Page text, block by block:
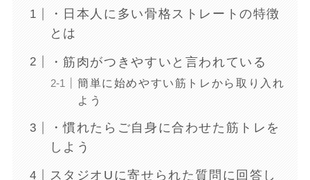
・日本人に多い骨格ストレートの特徴
とは
・筋肉がつきやすいと言われている
簡単に始めやすい筋トレから取り入れ
よう
・慣れたらご自身に合わせた筋トレを
しよう
スタジオUに寄せられた質問に回答し